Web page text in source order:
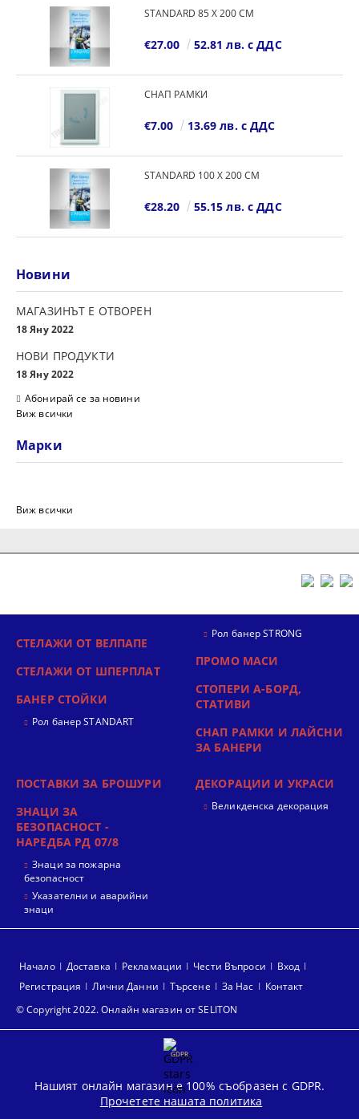
STANDARD 85 Х 200 СМ
€27.00 52.81 лв. с ДДС
СНАП РАМКИ
€7.00 13.69 лв. с ДДС
STANDARD 100 Х 200 СМ
€28.20 55.15 лв. с ДДС
Новини
МАГАЗИНЪТ Е ОТВОРЕН
18 Яну 2022
НОВИ ПРОДУКТИ
18 Яну 2022
Абонирай се за новини
Виж всички
Марки
Виж всички
СТЕЛАЖИ ОТ ВЕЛПАПЕ
СТЕЛАЖИ ОТ ШПЕРПЛАТ
БАНЕР СТОЙКИ
Рол банер STANDART
Рол банер STRONG
ПРОМО МАСИ
СТОПЕРИ А-БОРД,
СТАТИВИ
СНАП РАМКИ И ЛАЙСНИ
ЗА БАНЕРИ
ПОСТАВКИ ЗА БРОШУРИ
ЗНАЦИ ЗА
БЕЗОПАСНОСТ -
НАРЕДБА РД 07/8
Знаци за пожарна
безопасност
Указателни и аварийни
знаци
ДЕКОРАЦИИ И УКРАСИ
Великденска декорация
© Copyright 2022. Онлайн магазин от SELITON
Начало Доставка Рекламации Чести Въпроси
Вход
Регистрация
Лични Данни Търсене За Нас Контакт
GDPR
Нашият онлайн магазин е 100% съобразен с GDPR.
Прочетете нашата политика